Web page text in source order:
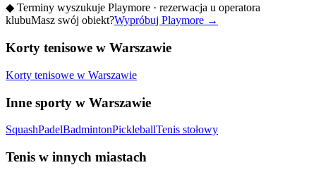
◆ Terminy wyszukuje Playmore · rezerwacja u operatora
klubuMasz swój obiekt?Wypróbuj Playmore →
Korty tenisowe w Warszawie
Korty tenisowe w Warszawie
Inne sporty w Warszawie
SquashPadelBadmintonPickleballTenis stołowy
Tenis w innych miastach